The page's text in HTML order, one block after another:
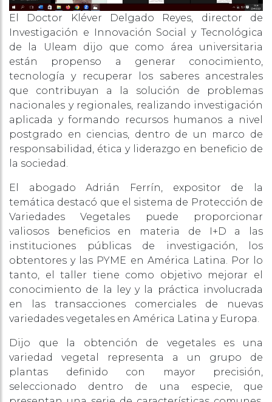
El Doctor Kléver Delgado Reyes, director de
Investigación e Innovación Social y Tecnológica
de la Uleam dijo que como área universitaria
están propenso a generar conocimiento,
tecnología y recuperar los saberes ancestrales
que contribuyan a la solución de problemas
nacionales y regionales, realizando investigación
aplicada y formando recursos humanos a nivel
postgrado en ciencias, dentro de un marco de
responsabilidad, ética y liderazgo en beneficio de
la sociedad.
El abogado Adrián Ferrín, expositor de la
temática destacó que el sistema de Protección de
Variedades Vegetales puede proporcionar
valiosos beneficios en materia de I+D a las
instituciones públicas de investigación, los
obtentores y las PYME en América Latina. Por lo
tanto, el taller tiene como objetivo mejorar el
conocimiento de la ley y la práctica involucrada
en las transacciones comerciales de nuevas
variedades vegetales en América Latina y Europa.
Dijo que la obtención de vegetales es una
variedad vegetal representa a un grupo de
plantas definido con mayor precisión,
seleccionado dentro de una especie, que